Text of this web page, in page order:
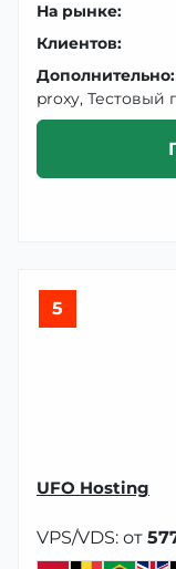
На рынке:
Клиентов:
Дополнительно:
proxy, Тестовый
5
UFO Hosting
VPS/VDS: от